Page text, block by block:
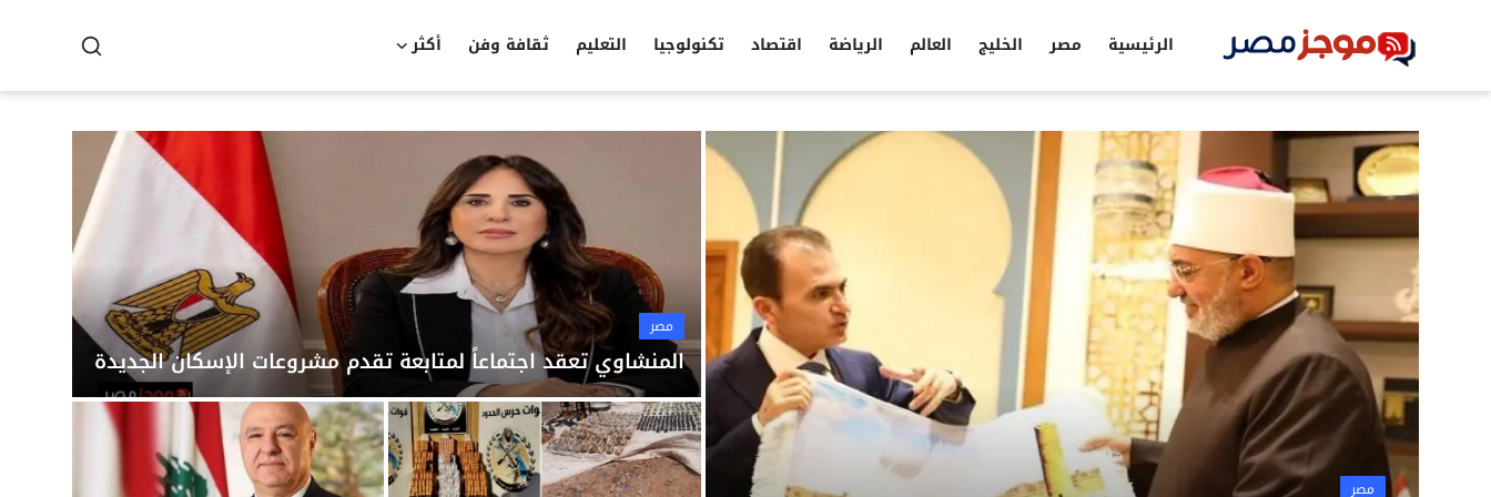
الرئيسية مصر الخليج العالم الرياضة اقتصاد تكنولوجيا التعليم ثقافة وفن أكثر
الرئيسية
تكنولوجيا
مصر مصر
مصر
المنشاوي تعقد اجتماعاً لمتابعة تقدم مشروعات الإسكان الجديدة